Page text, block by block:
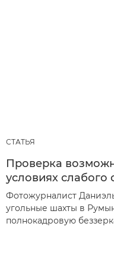
СТАТЬЯ
Проверка
условиях слабого
Фотожурналист
угольные шахты в
полнокадровую